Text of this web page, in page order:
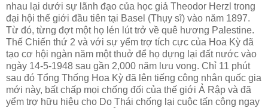
nhau lại dưới sự lãnh đạo của học giả Theodor Herzl trong
đại hội thế giới đầu tiên tại Basel (Thụy sĩ) vào năm 1897.
Từ đó, từng đợt một họ lén lút trở về quê hương Palestine.
Thế Chiến thứ 2 và với sự yểm trợ tích cực của Hoa Kỳ đã
tạo cơ hội ngàn năm một thuở để họ dựng lại đất nước vào
ngày 14-5-1948 sau gần 2,000 năm lưu vong. Chỉ 11 phút
sau đó Tổng Thống Hoa Kỳ đã lên tiếng công nhân quốc gia
mới này, bất chấp mọi chống đối của thế giới Ả Rập và đã
yểm trợ hữu hiệu cho Do Thái chống lại cuộc tấn công ngay